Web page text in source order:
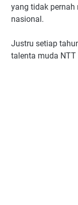
yang tidak
nasional.
Justru setiap
talenta muda